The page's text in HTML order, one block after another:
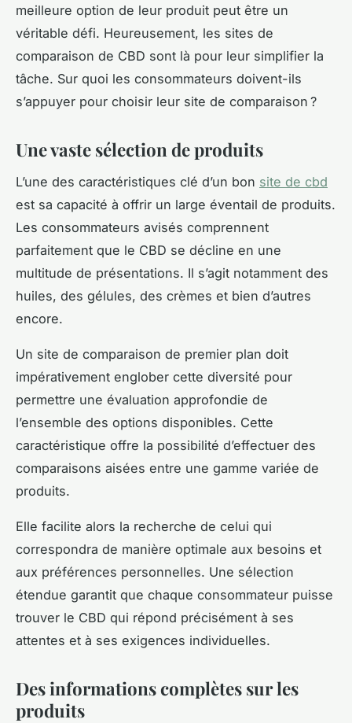
meilleure option de leur produit peut être un
véritable défi. Heureusement, les sites de
comparaison de CBD sont là pour leur simplifier la
tâche. Sur quoi les consommateurs doivent-ils
s’appuyer pour choisir leur site de comparaison ?
Une vaste sélection de produits
L’une des caractéristiques clé d’un bon site de cbd
est sa capacité à offrir un large éventail de produits.
Les consommateurs avisés comprennent
parfaitement que le CBD se décline en une
multitude de présentations. Il s’agit notamment des
huiles, des gélules, des crèmes et bien d’autres
encore.
Un site de comparaison de premier plan doit
impérativement englober cette diversité pour
permettre une évaluation approfondie de
l’ensemble des options disponibles. Cette
caractéristique offre la possibilité d’effectuer des
comparaisons aisées entre une gamme variée de
produits.
Elle facilite alors la recherche de celui qui
correspondra de manière optimale aux besoins et
aux préférences personnelles. Une sélection
étendue garantit que chaque consommateur puisse
trouver le CBD qui répond précisément à ses
attentes et à ses exigences individuelles.
Des informations complètes sur les
produits